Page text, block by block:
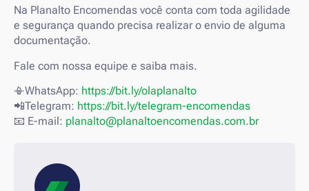
Na Planalto Encomendas você conta com toda agilidade
e segurança quando precisa realizar o envio de alguma
documentação.
Fale com nossa equipe e saiba mais.
📳WhatsApp: https://bit.ly/olaplanalto
📲Telegram: https://bit.ly/telegram-encomendas
📧 E-mail: planalto@planaltoencomendas.com.br